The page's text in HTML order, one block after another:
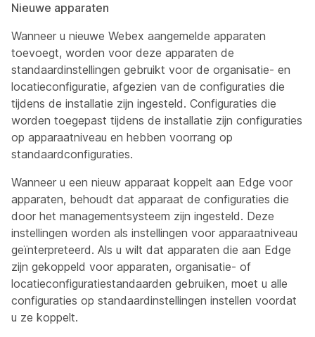
Nieuwe apparaten
Wanneer u nieuwe Webex aangemelde apparaten
toevoegt, worden voor deze apparaten de
standaardinstellingen gebruikt voor de organisatie- en
locatieconfiguratie, afgezien van de configuraties die
tijdens de installatie zijn ingesteld. Configuraties die
worden toegepast tijdens de installatie zijn configuraties
op apparaatniveau en hebben voorrang op
standaardconfiguraties.
Wanneer u een nieuw apparaat koppelt aan Edge voor
apparaten, behoudt dat apparaat de configuraties die
door het managementsysteem zijn ingesteld. Deze
instellingen worden als instellingen voor apparaatniveau
geïnterpreteerd. Als u wilt dat apparaten die aan Edge
zijn gekoppeld voor apparaten, organisatie- of
locatieconfiguratiestandaarden gebruiken, moet u alle
configuraties op standaardinstellingen instellen voordat
u ze koppelt.